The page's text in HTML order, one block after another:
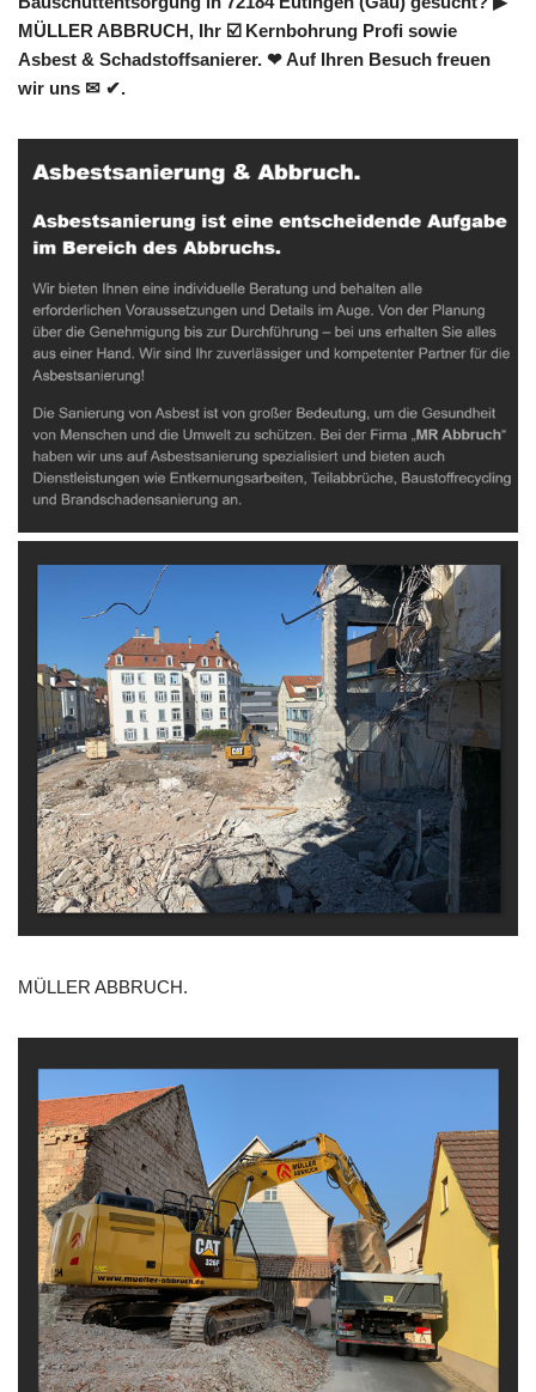
MÜLLER ABBRUCH, Ihr ☑️ Kernbohrung Profi sowie
Asbest & Schadstoffsanierer. ❤ Auf Ihren Besuch freuen
wir uns ✉ ✔.
MÜLLER ABBRUCH.